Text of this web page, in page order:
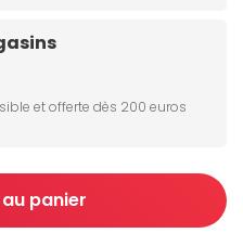
et offerte dès 200 euros
panier